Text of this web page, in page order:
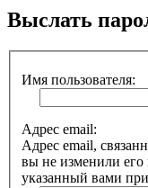
Выслать
Имя пользователя:
Адрес email:
Адрес email,
вы не изменили его
указанный вами